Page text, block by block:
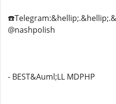
@nashpolish
- BEST&Auml;LL MDPHP